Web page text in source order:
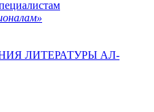
ЛИТЕРАТУРЫ АЛ-